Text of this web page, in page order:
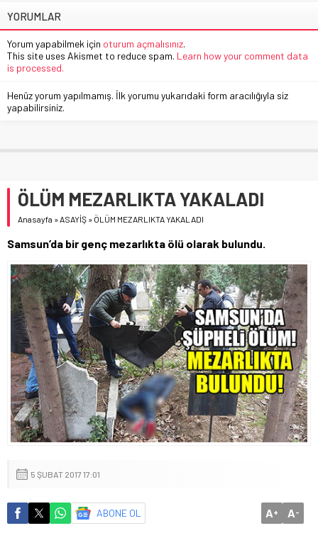
YORUMLAR
Yorum yapabilmek için oturum açmalısınız.
This site uses Akismet to reduce spam. Learn how your comment data
is processed.
Henüz yorum yapılmamış. İlk yorumu yukarıdaki form aracılığıyla siz
yapabilirsiniz.
ÖLÜM MEZARLIKTA YAKALADI
Anasayfa »ASAYİŞ » ÖLÜM MEZARLIKTA YAKALADI
Samsun’da bir genç mezarlıkta ölü olarak bulundu.
5 ŞUBAT 2017 17:01
ABONE OL A+ A-